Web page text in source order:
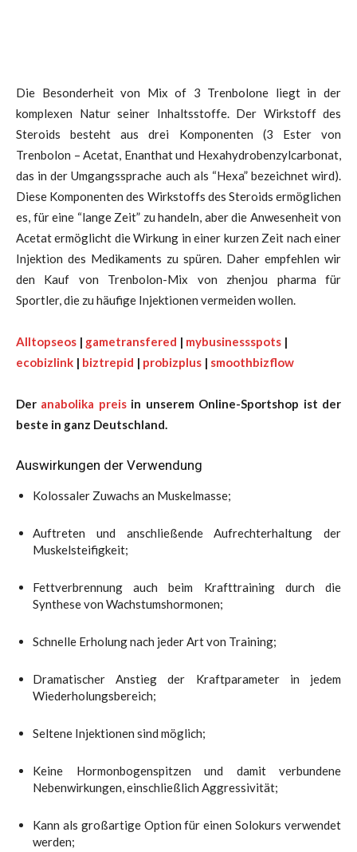
Die Besonderheit von Mix of 3 Trenbolone liegt in der
komplexen Natur seiner Inhaltsstoffe. Der Wirkstoff des
Steroids besteht aus drei Komponenten (3 Ester von
Trenbolon – Acetat, Enanthat und Hexahydrobenzylcarbonat,
das in der Umgangssprache auch als “Hexa” bezeichnet wird).
Diese Komponenten des Wirkstoffs des Steroids ermöglichen
es, für eine “lange Zeit” zu handeln, aber die Anwesenheit von
Acetat ermöglicht die Wirkung in einer kurzen Zeit nach einer
Injektion des Medikaments zu spüren. Daher empfehlen wir
den Kauf von Trenbolon-Mix von zhenjou pharma für
Sportler, die zu häufige Injektionen vermeiden wollen.
Alltopseos | gametransfered | mybusinessspots |
ecobizlink | biztrepid | probizplus | smoothbizflow
Der anabolika preisin unserem Online-Sportshop ist der
beste in ganz Deutschland.
Auswirkungen der Verwendung
Kolossaler Zuwachs an Muskelmasse;
Auftreten und anschließende Aufrechterhaltung der
Muskelsteifigkeit;
Fettverbrennung auch beim Krafttraining durch die
Synthese von Wachstumshormonen;
Schnelle Erholung nach jeder Art von Training;
Dramatischer Anstieg der Kraftparameter in jedem
Wiederholungsbereich;
Seltene Injektionen sind möglich;
Keine Hormonbogenspitzen und damit verbundene
Nebenwirkungen, einschließlich Aggressivität;
Kann als großartige Option für einen Solokurs verwendet
werden;